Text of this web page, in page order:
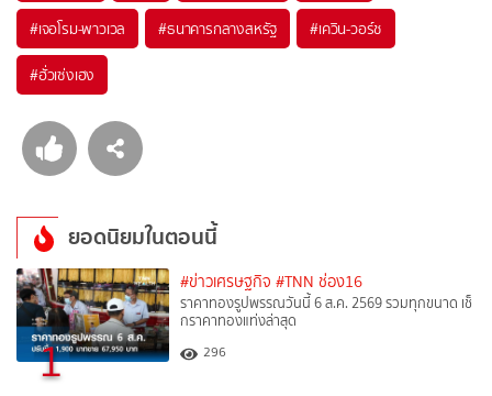
#เจอโรม-พาวเวล #ธนาคารกลางสหรัฐ #เควิน-วอร์ช
#ฮั่วเซ่งเฮง
ยอดนิยมในตอนนี้
1
#ข่าวเศรษฐกิจ #TNN ช่อง16
ราคาทองรูปพรรณวันนี้ 6 ส.ค. 2569 รวมทุกขนาด เช็
กราคาทองแท่งล่าสุด
296